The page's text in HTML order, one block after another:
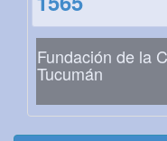
Fundación de la
Tucumán